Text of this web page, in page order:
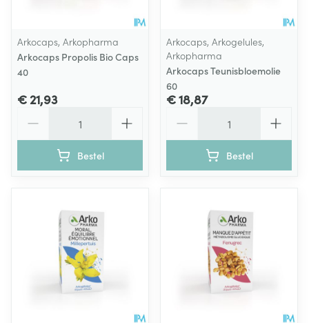
Arkocaps, Arkopharma
Arkocaps Propolis Bio Caps
40
€ 21,93
Bestel
Arkocaps, Arkogelules,
Arkopharma
Arkocaps Teunisbloemolie
60
€ 18,87
Bestel